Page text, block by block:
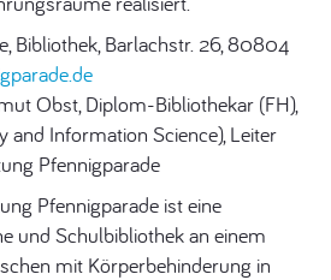
Bibliothek, Barlachstr. 26, 80804
Obst, Diplom-Bibliothekar (FH),
Information Science), Leiter
Pfennigparade
Pfennigparade ist eine
und Schulbibliothek an einem
mit Körperbehinderung in